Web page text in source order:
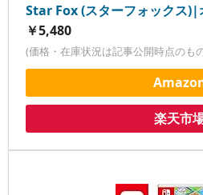
Star Fox (スターフォックス)|
￥5,480
(価格・在庫状況は記事公開時点のも
楽天市